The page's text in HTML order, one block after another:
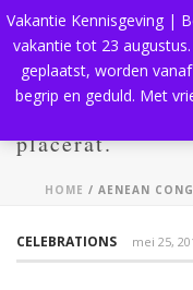
Aenean
placerat.
HOME / AENEAN
CELEBRATIONS mei 25,
Vakantie Kennisgeving |
vakantie tot 23
geplaatst, worden
begrip en geduld. Met